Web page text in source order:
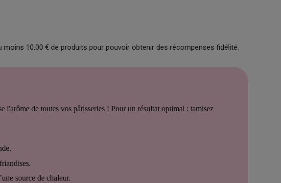
10,00 € de produits pour pouvoir obtenir des récompenses fidélité.
l'arôme de toutes vos pâtisseries ! Pour un résultat optimal : tamisez
source de chaleur.